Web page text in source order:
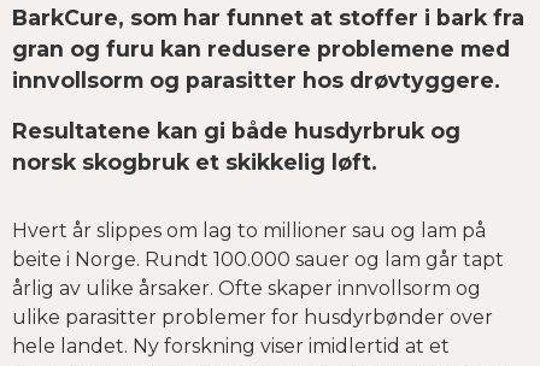
BarkCure, som har funnet at stoffer i bark fra
gran og furu kan redusere problemene med
innvollsorm og parasitter hos drøvtyggere.
Resultatene kan gi både husdyrbruk og
norsk skogbruk et skikkelig løft.
Hvert år slippes om lag to millioner sau og lam på
beite i Norge. Rundt 100.000 sauer og lam går tapt
årlig av ulike årsaker. Ofte skaper innvollsorm og
ulike parasitter problemer for husdyrbønder over
hele landet. Ny forskning viser imidlertid at et